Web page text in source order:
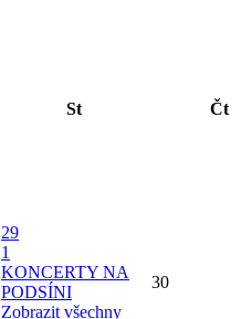
St Čt
29
1
KONCERTY NA
PODSÍNI
Zobrazit všechny
30